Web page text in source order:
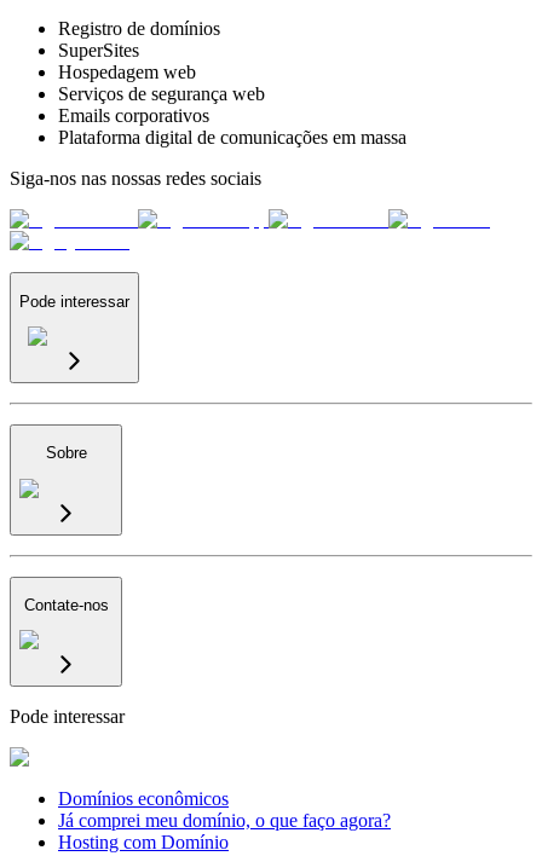
Registro de domínios
SuperSites
Hospedagem web
Serviços de segurança web
Emails corporativos
Plataforma digital de comunicações em massa
Siga-nos nas nossas redes sociais
Pode interessar
Sobre
Contate-nos
Pode interessar
Domínios econômicos
Já comprei meu domínio, o que faço agora?
Hosting com Domínio